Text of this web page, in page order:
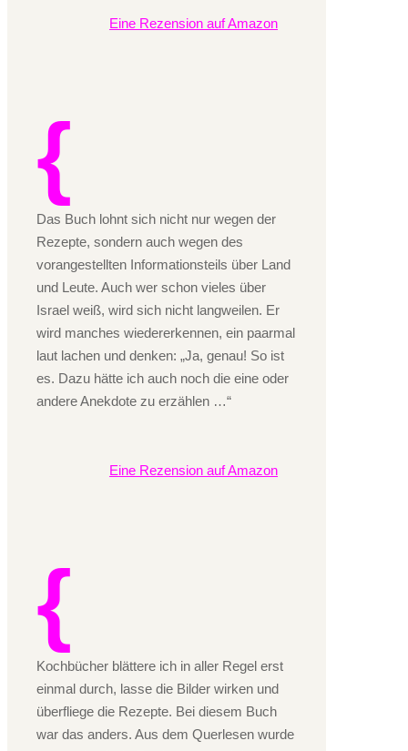
Eine Rezension auf Amazon
Das Buch lohnt sich nicht nur wegen der
Rezepte, sondern auch wegen des
vorangestellten Informationsteils über Land
und Leute. Auch wer schon vieles über
Israel weiß, wird sich nicht langweilen. Er
wird manches wiedererkennen, ein paarmal
laut lachen und denken: „Ja, genau! So ist
es. Dazu hätte ich auch noch die eine oder
andere Anekdote zu erzählen …“
Eine Rezension auf Amazon
Kochbücher blättere ich in aller Regel erst
einmal durch, lasse die Bilder wirken und
überfliege die Rezepte. Bei diesem Buch
war das anders. Aus dem Querlesen wurde